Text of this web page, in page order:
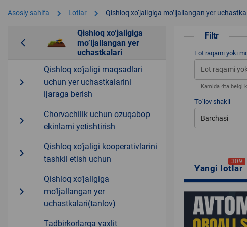
Asosiy sahifa chevron_right Lotlar chevron_right Qishloq xo‘jaligiga moʼljallangan yer
arrow_back_ios
Qishloq xo‘jaligiga
moʼljallangan yer
uchastkalari
navigate_next
Qishloq xo‘jaligi maqsadlari
uchun yer uchastkalarini
ijaraga berish
navigate_next
Chorvachilik uchun ozuqabop
ekinlarni yetishtirish
navigate_next
Qishloq xo‘jaligi kooperativlarini
tashkil etish uchun
navigate_next
Qishloq xo‘jaligiga
mo‘ljallangan yer
uchastkalari(tanlov)
Tadbirkorlarga yaxlit
Filtr
Lot raqami yoki
Kamida 4ta belgi
To`lov shakli
Barchasi
Yangi lotlar
309